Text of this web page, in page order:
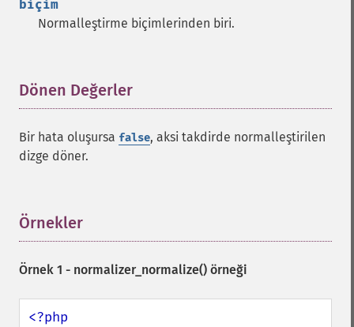
biçim
Normalleştirme biçimlerinden biri.
Dönen Değerler
Bir hata oluşursa false, aksi takdirde normalleştirilen
dizge döner.
Örnekler
Örnek 1 - normalizer_normalize() örneği
<?php